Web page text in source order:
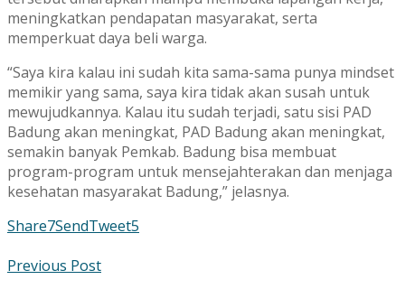
meningkatkan pendapatan masyarakat, serta
memperkuat daya beli warga.
“Saya kira kalau ini sudah kita sama-sama punya mindset
memikir yang sama, saya kira tidak akan susah untuk
mewujudkannya. Kalau itu sudah terjadi, satu sisi PAD
Badung akan meningkat, PAD Badung akan meningkat,
semakin banyak Pemkab. Badung bisa membuat
program-program untuk mensejahterakan dan menjaga
kesehatan masyarakat Badung,” jelasnya.
Share7SendTweet5
Previous Post